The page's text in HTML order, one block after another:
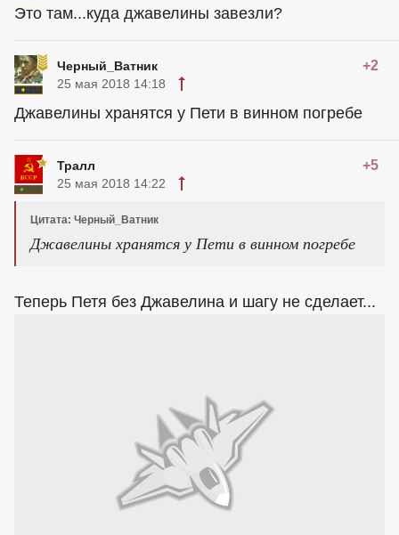
Это там...куда джавелины завезли?
Черный_Ватник +2
25 мая 2018 14:18
Джавелины хранятся у Пети в винном погребе
Тралл +5
25 мая 2018 14:22
Цитата: Черный_Ватник
Джавелины хранятся у Пети в винном погребе
Теперь Петя без Джавелина и шагу не сделает...